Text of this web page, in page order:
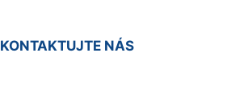
KONTAKTUJTE NÁS